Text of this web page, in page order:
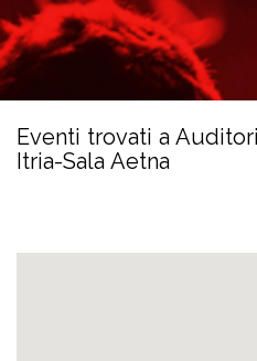
Eventi trovati a
Itria-Sala Aetna